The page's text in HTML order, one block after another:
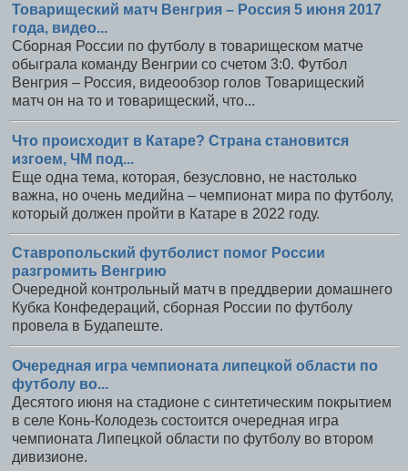
Товарищеский матч Венгрия – Россия 5 июня 2017
года, видео...
Сборная России по футболу в товарищеском матче
обыграла команду Венгрии со счетом 3:0. Футбол
Венгрия – Россия, видеообзор голов Товарищеский
матч он на то и товарищеский, что...
Что происходит в Катаре? Страна становится
изгоем, ЧМ под...
Еще одна тема, которая, безусловно, не настолько
важна, но очень медийна – чемпионат мира по футболу,
который должен пройти в Катаре в 2022 году.
Ставропольский футболист помог России
разгромить Венгрию
Очередной контрольный матч в преддверии домашнего
Кубка Конфедераций, сборная России по футболу
провела в Будапеште.
Очередная игра чемпионата липецкой области по
футболу во...
Десятого июня на стадионе с синтетическим покрытием
в селе Конь-Колодезь состоится очередная игра
чемпионата Липецкой области по футболу во втором
дивизионе.